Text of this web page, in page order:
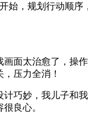
始，规划行动顺序
画面太治愈了，操
压力全消！
计巧妙，我儿子和
良心。